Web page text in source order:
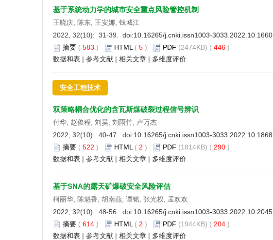
基于系统动力学的城市安全重点风险管控机制
王晓庆, 陈东, 王安娜, 钱城江
2022, 32(10): 31-39. doi:10.16265/j.cnki.issn1003-3033.2022.10.1660
摘要 ( 583 ) HTML ( 5 ) PDF (2474KB) ( 446 )
数据和表 | 参考文献 | 相关文章 | 多维度评价
安全工程技术
双策略耦合优化的含瓦斯煤破裂过程信号辨识
付华, 赵俊程, 刘昊, 刘雨竹, 卢万杰
2022, 32(10): 40-47. doi:10.16265/j.cnki.issn1003-3033.2022.10.1868
摘要 ( 522 ) HTML ( 2 ) PDF (1814KB) ( 290 )
数据和表 | 参考文献 | 相关文章 | 多维度评价
基于SNA的露天矿爆破安全风险评估
柯丽华, 陈魁香, 胡南燕, 谭铭, 张光权, 孟欢欢
2022, 32(10): 48-56. doi:10.16265/j.cnki.issn1003-3033.2022.10.2045
摘要 ( 614 ) HTML ( 2 ) PDF (1944KB) ( 204 )
数据和表 | 参考文献 | 相关文章 | 多维度评价